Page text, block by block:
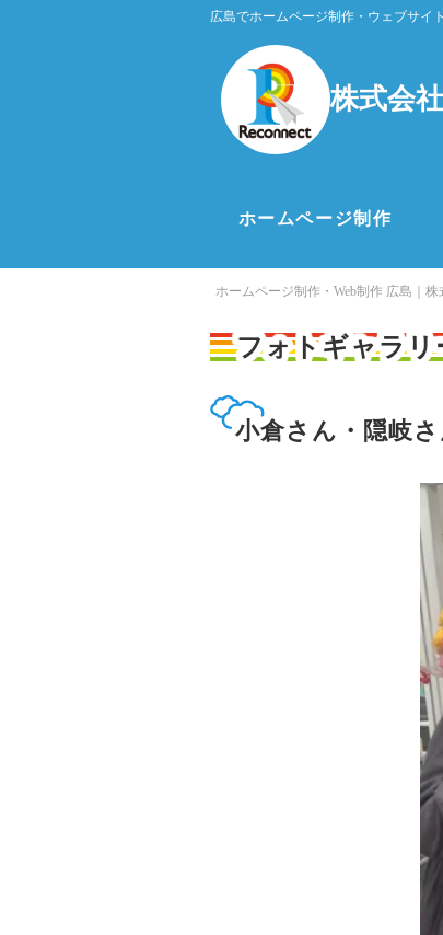
広島でホームページ制作・ウェブサイ
株式会
ホームページ制作
ホームページ制作・Web制作 広島｜株
フォトギャラリ
小倉さん・隠岐